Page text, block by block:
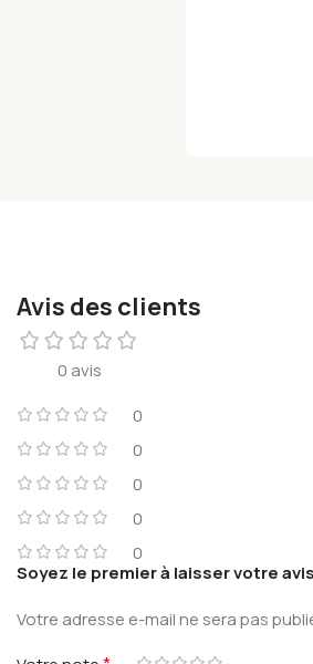
Avis des clients
0 avis
0
0
0
0
0
Soyez le premier à laisser votre
Votre adresse e-mail ne sera pas